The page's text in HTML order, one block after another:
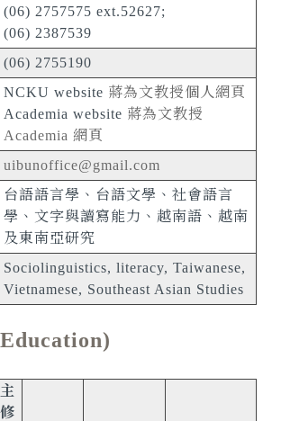
(06) 2757575 ext.52627;
(06) 2387539
(06) 2755190
NCKU website 蔣為文教授個人網頁
Academia website 蔣為文教授
Academia 網頁
uibunoffice@gmail.com
台語語言學、台語文學、社會語言
學、文字與讀寫能力、越南語、越南
及東南亞研究
Sociolinguistics, literacy, Taiwanese,
Vietnamese, Southeast Asian Studies
主
修